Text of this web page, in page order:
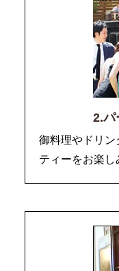
2.パ
御料理やドリン
ティーをお楽し